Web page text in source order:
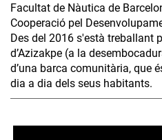
Facultat de Nàutica de
Cooperació pel
Des del 2016 s'està treballant
d’Azizakpe (a la
d’una barca comunitària, que
dia a dia dels seus habitants.